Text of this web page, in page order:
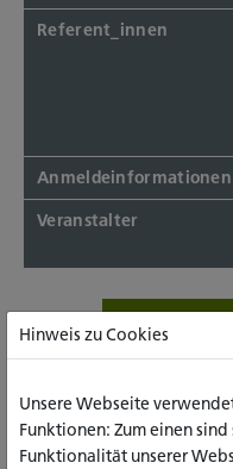
Referent_innen
Anmeldeinformationen
Veranstalter
Termin im
Hinweis zu Cookies
Unsere Webseite
Funktionen: Zum einen
Funktionalität unserer